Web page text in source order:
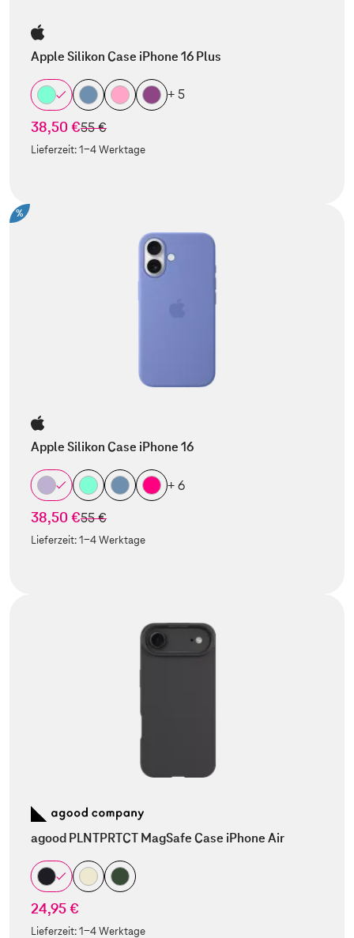
Apple Silikon Case iPhone 16 Plus
+ 5
38,50 €statt
55 €
Lieferzeit:1-4 Werktage
%
Apple Silikon Case iPhone 16
+ 6
38,50 €statt
55 €
Lieferzeit:1-4 Werktage
agood PLNTPRTCT MagSafe Case iPhone Air
24,95 €
Lieferzeit:1-4 Werktage